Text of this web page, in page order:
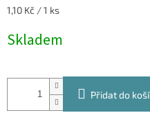
Měrná
1,10 Kč / 1 ks
Skladem
Přidat do